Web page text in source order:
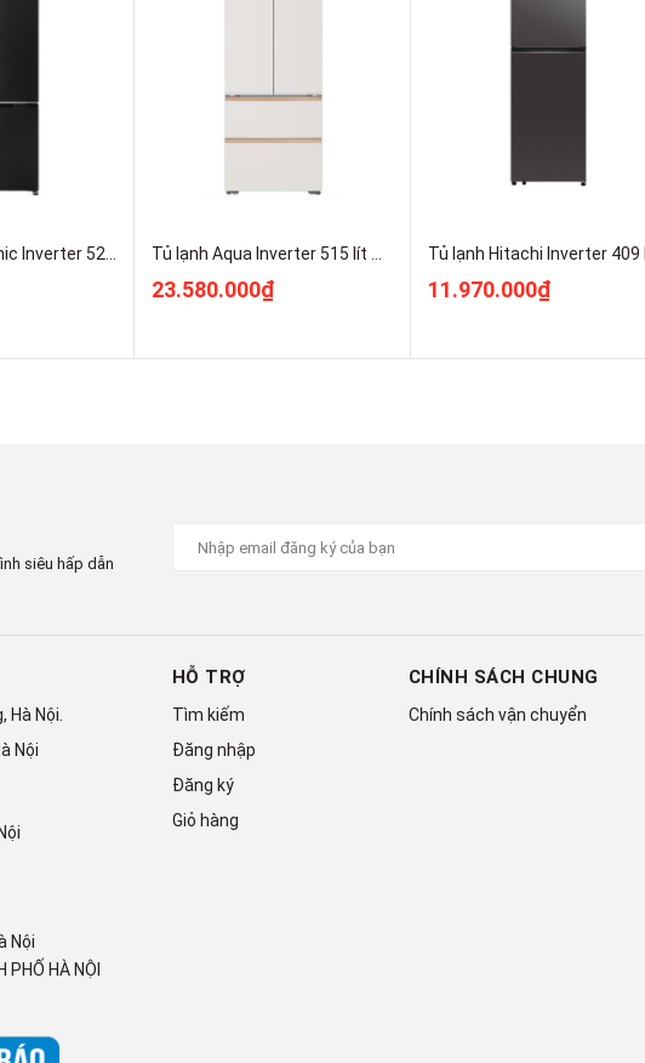
điện
mang đến cho người dùng không gian bảo quản
Tủ lạnh Panasonic Inverter 525 lít Multi Door NR-XZ590CWKV Giá Rẻ Nhất Tủ lạnh Aqua Inverter 515 lít Multi Door AQR-MA590XA(MC)U1
23.580.000₫ 11.970.000₫
siêu hấp dẫn
Hà Nội.
Nội
Nội
PHỐ HÀ NỘI
HỖ TRỢ
Tìm kiếm
Đăng nhập
Đăng ký
Giỏ hàng
CHÍNH SÁCH CHUNG
Chính sách vận chuyển